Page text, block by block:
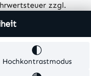
zzgl.
Gewähr.
Theme by
Hochkontrastmodus